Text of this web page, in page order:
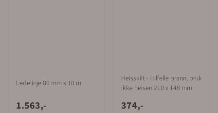
Ledelinje 80 mm x 10 m
1.563,-
Heisskilt - I tilfelle brann, bruk
ikke heisen 210 x 148 mm
374,-